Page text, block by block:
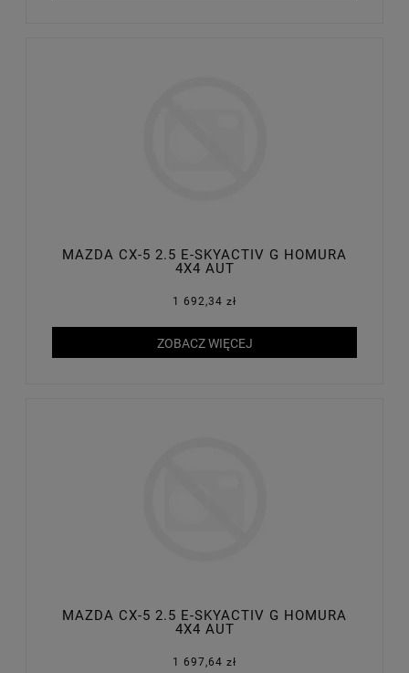
MAZDA CX-5 2.5 E-SKYACTIV G HOMURA
4X4 AUT
1 692,34 zł
ZOBACZ WIĘCEJ
MAZDA CX-5 2.5 E-SKYACTIV G HOMURA
4X4 AUT
1 697,64 zł